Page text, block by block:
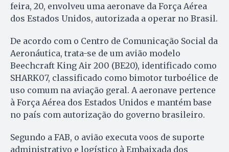
feira, 20, envolveu uma aeronave da Força Aérea
dos Estados Unidos, autorizada a operar no Brasil.
De acordo com o Centro de Comunicação Social da
Aeronáutica, trata-se de um avião modelo
Beechcraft King Air 200 (BE20), identificado como
SHARK07, classificado como bimotor turboélice de
uso comum na aviação geral. A aeronave pertence
à Força Aérea dos Estados Unidos e mantém base
no país com autorização do governo brasileiro.
Segundo a FAB, o avião executa voos de suporte
administrativo e logístico à Embaixada dos